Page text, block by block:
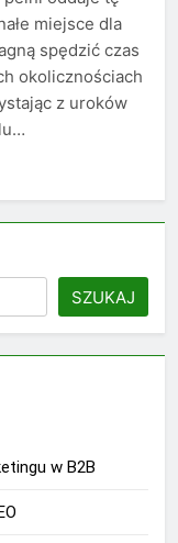
miejsce dla
spędzić czas
okolicznościach
z uroków
SZUKAJ
w B2B